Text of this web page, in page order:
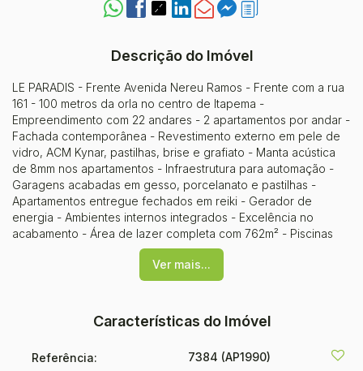
Descrição do Imóvel
LE PARADIS - Frente Avenida Nereu Ramos - Frente com a rua
161 - 100 metros da orla no centro de Itapema -
Empreendimento com 22 andares - 2 apartamentos por andar -
Fachada contemporânea - Revestimento externo em pele de
vidro, ACM Kynar, pastilhas, brise e grafiato - Manta acústica
de 8mm nos apartamentos - Infraestrutura para automação -
Garagens acabadas em gesso, porcelanato e pastilhas -
Apartamentos entregue fechados em reiki - Gerador de
energia - Ambientes internos integrados - Excelência no
acabamento - Área de lazer completa com 762m² - Piscinas
entregues aquecidas - Stand Up Paddle Space - Box para
artigos de praia e bicicletárioTIPO 01: - Frente Av. Nereu Ramos
- Vista da rua 161 - 3 suítes sendo uma máster - 3 vagas de
3 suítes sendo uma máster - 3 vagas de garagem - 153m²
privativosInício da obra: Abril/2021Entrega:
Ver mais...
Características do Imóvel
Referência: 7384 (AP1990)